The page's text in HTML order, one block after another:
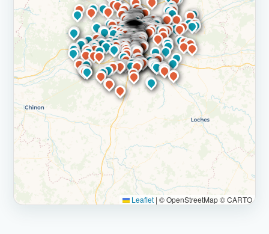
Leaflet | © OpenStreetMap © CARTO